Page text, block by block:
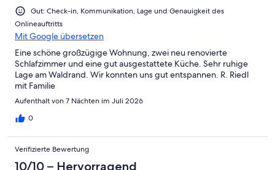
Gut: Check-in, Kommunikation, Lage und Genauigkeit des
Onlineauftritts
Mit Google übersetzen
Eine schöne großzügige Wohnung, zwei neu renovierte
Schlafzimmer und eine gut ausgestattete Küche. Sehr ruhige
Lage am Waldrand. Wir konnten uns gut entspannen. R. Riedl
mit Familie
Aufenthalt von 7 Nächten im Juli 2026
0
Verifizierte Bewertung
10/10 – Hervorragend